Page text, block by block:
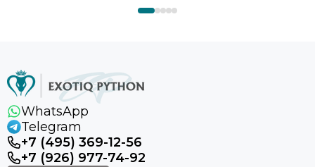
WhatsApp
Telegram
+7 (495) 369-12-56
+7 (926) 977-74-92